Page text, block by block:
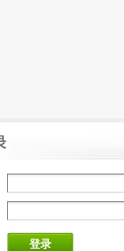
登录